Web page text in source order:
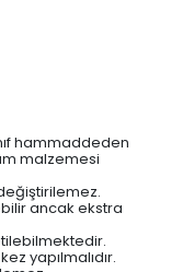
hammaddeden
malzemesi
ancak ekstra
yapılmalıdır.